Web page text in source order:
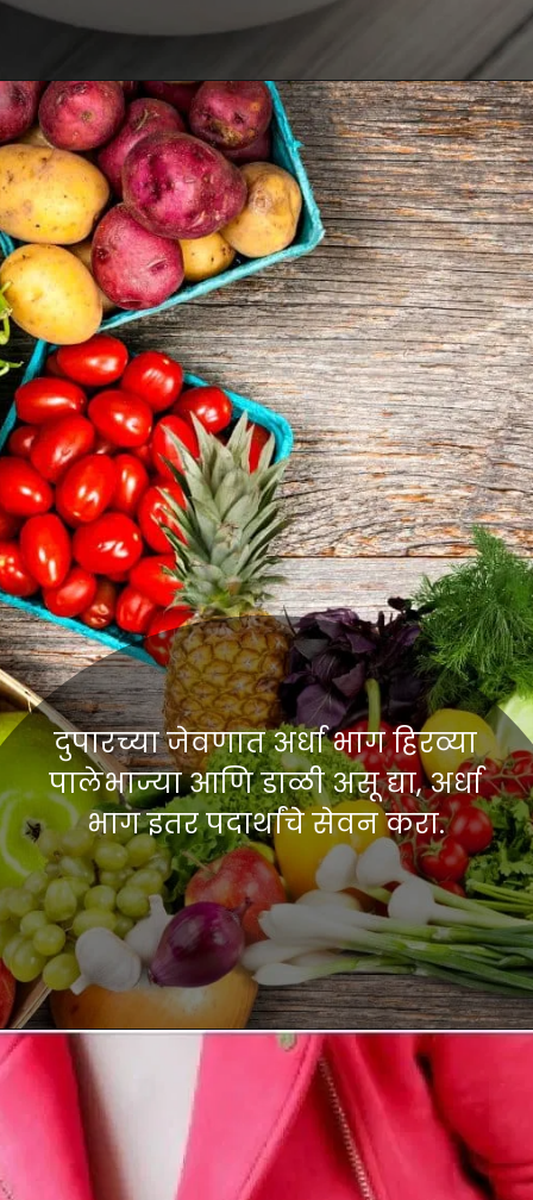
दुपारच्या जेवणात अर्धा भाग हिरव्या
पालेभाज्या आणि डाळी असू द्या, अर्धा
भाग इतर पदार्थांचे सेवन करा.